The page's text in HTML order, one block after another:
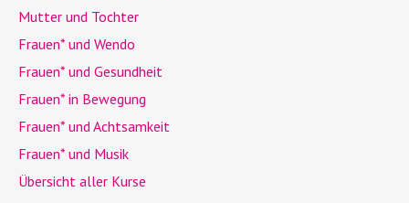
Mutter und Tochter
Frauen* und Wendo
Frauen* und Gesundheit
Frauen* in Bewegung
Frauen* und Achtsamkeit
Frauen* und Musik
Übersicht aller Kurse